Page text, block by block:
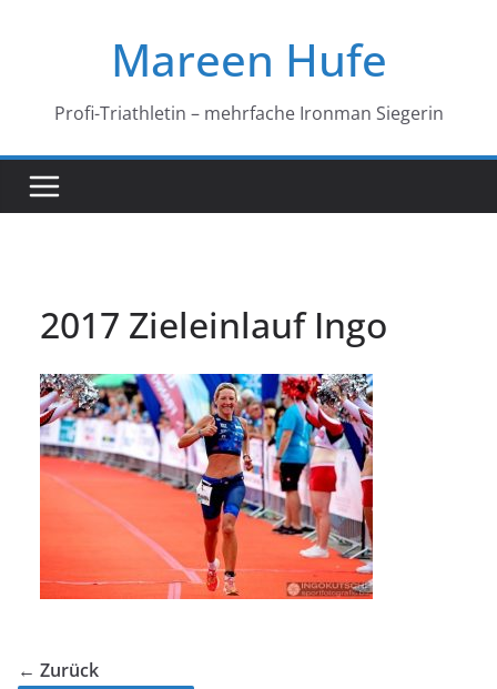
Mareen Hufe
Profi-Triathletin – mehrfache Ironman Siegerin
2017 Zieleinlauf Ingo
← Zurück